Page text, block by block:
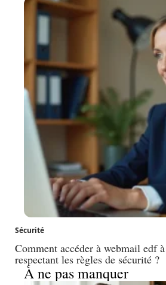
Sécurité
Comment accéder à webmail edf
respectant les règles de sécurité ?
À ne pas manquer